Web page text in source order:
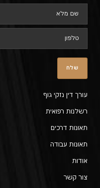
עורך דין נזקי גוף
רשלנות רפואית
תאונות דרכים
תאונות עבודה
אודות
צור קשר